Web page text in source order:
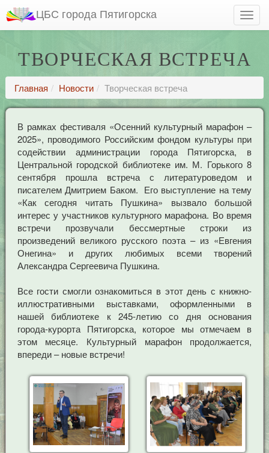
ЦБС города Пятигорска
ТВОРЧЕСКАЯ ВСТРЕЧА
Главная Новости Творческая встреча
В рамках фестиваля «Осенний культурный марафон –
2025», проводимого Российским фондом культуры при
содействии администрации города Пятигорска, в
Центральной городской библиотеке им. М. Горького 8
сентября прошла встреча с литературоведом и
писателем Дмитрием Баком. Его выступление на тему
«Как сегодня читать Пушкина» вызвало большой
интерес у участников культурного марафона. Во время
встречи прозвучали бессмертные строки из
произведений великого русского поэта – из «Евгения
Онегина» и других любимых всеми творений
Александра Сергеевича Пушкина.
Все гости смогли ознакомиться в этот день с книжно-
иллюстративными выставками, оформленными в
нашей библиотеке к 245-летию со дня основания
города-курорта Пятигорска, которое мы отмечаем в
этом месяце. Культурный марафон продолжается,
впереди – новые встречи!